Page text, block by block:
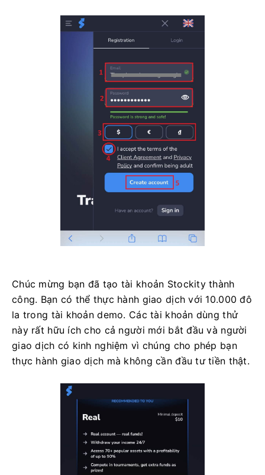
Chúc mừng bạn đã tạo tài khoản Stockity thành
công. Bạn có thể thực hành giao dịch với 10.000 đô
la trong tài khoản demo. Các tài khoản dùng thử
này rất hữu ích cho cả người mới bắt đầu và người
giao dịch có kinh nghiệm vì chúng cho phép bạn
thực hành giao dịch mà không cần đầu tư tiền thật.